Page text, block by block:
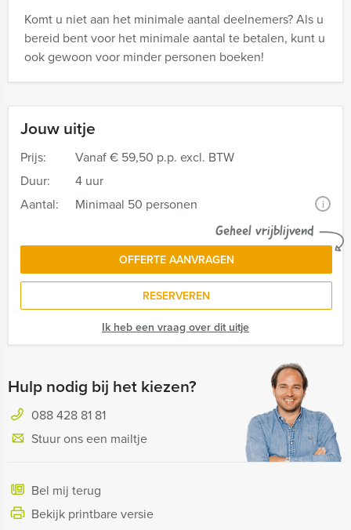
Jouw uitje
Prijs: Vanaf€ 59,50 p.p. excl. BTW
Duur:
4 uur
Aantal:
Minimaal 50 personen i
Geheel vrijblijvend
OFFERTE AANVRAGEN
RESERVEREN
Ik heb een vraag over dit uitje
Hulp nodig bij het kiezen?
088 428 81 81
Stuur ons een mailtje
Bel mij terug
Bekijk printbare versie
Komt u niet aan het minimale aantal deelnemers? Als u
bereid bent voor het minimale aantal te betalen, kunt u
ook gewoon voor minder personen boeken!